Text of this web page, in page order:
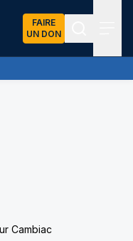
FAIRE
UN DON
les nuages se partagent le
Cambiac